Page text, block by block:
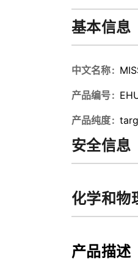
基本信息
中文名称
产品编号
产品纯度
安全信息
化学和物
产品描述